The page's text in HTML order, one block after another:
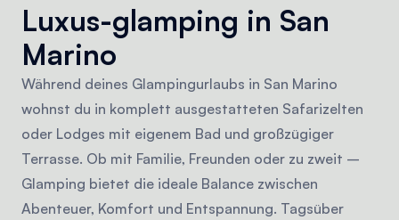
Luxus-glamping in San
Marino
Während deines Glampingurlaubs in San Marino
wohnst du in komplett ausgestatteten Safarizelten
oder Lodges mit eigenem Bad und großzügiger
Terrasse. Ob mit Familie, Freunden oder zu zweit –
Glamping bietet die ideale Balance zwischen
Abenteuer, Komfort und Entspannung. Tagsüber